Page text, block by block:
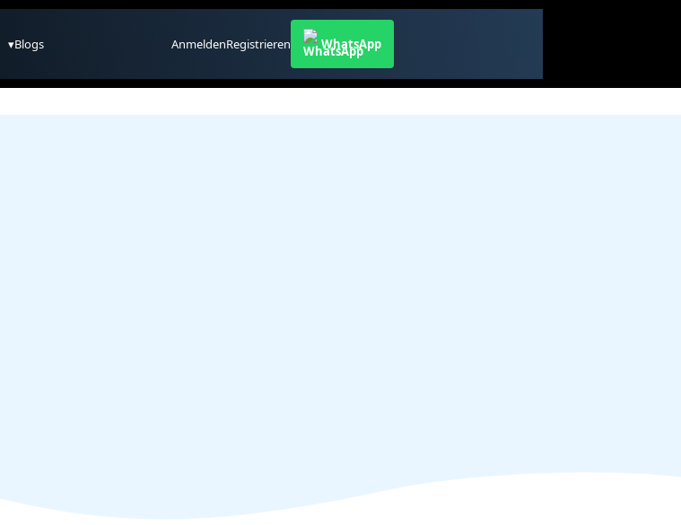
▾Blogs AnmeldenRegistrieren WhatsApp